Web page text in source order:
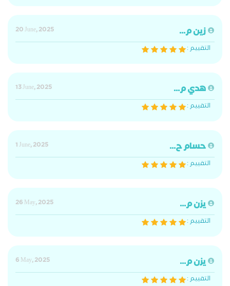
زين م...
20 June, 2025
التقييم :
هدي م...
13 June, 2025
التقييم :
حسام ح...
1 June, 2025
التقييم :
يزن م...
26 May, 2025
التقييم :
يزن م...
6 May, 2025
التقييم :